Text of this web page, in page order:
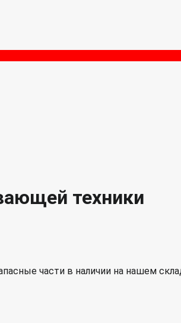
техники
части в наличии на нашем